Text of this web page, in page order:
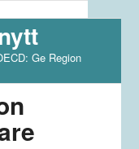
Ge Region